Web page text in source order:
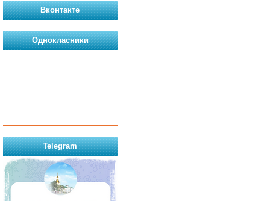
Вконтакте
Однокласники
Telegram